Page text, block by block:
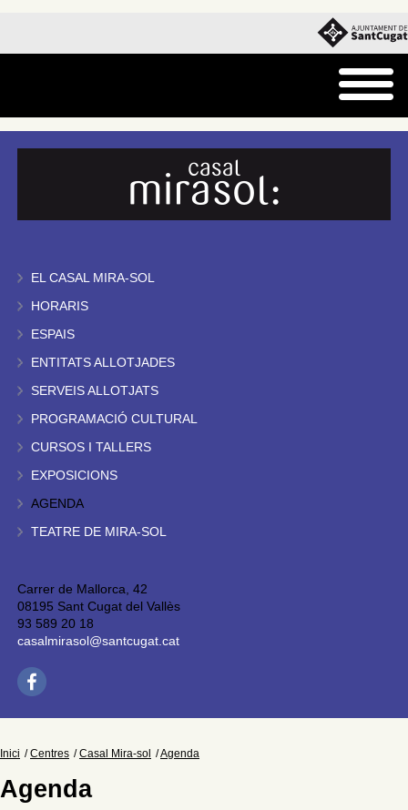
EL CASAL MIRA-SOL
HORARIS
ESPAIS
ENTITATS ALLOTJADES
SERVEIS ALLOTJATS
PROGRAMACIÓ CULTURAL
CURSOS I TALLERS
EXPOSICIONS
AGENDA
TEATRE DE MIRA-SOL
Carrer de Mallorca, 42
08195 Sant Cugat del Vallès
93 589 20 18
casalmirasol@santcugat.cat
Inici Centres Casal Mira-sol Agenda
Agenda